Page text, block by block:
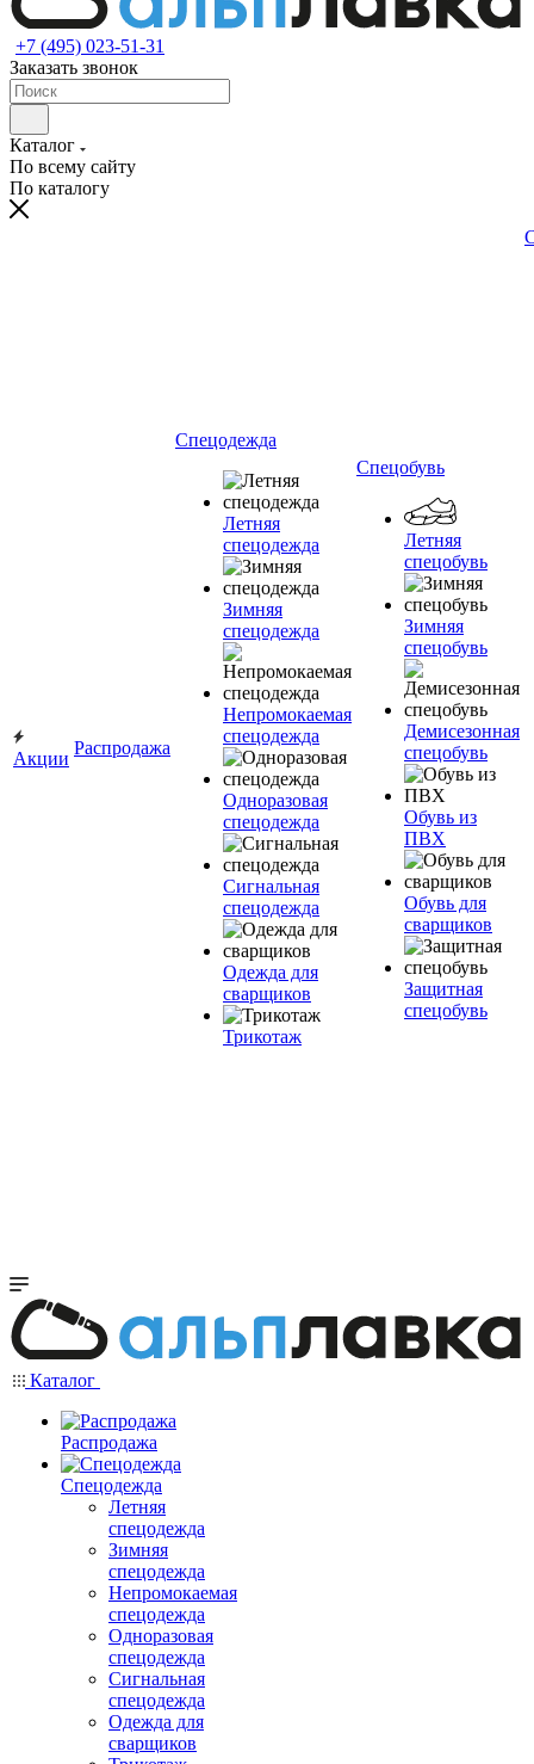
+7 (495) 023-51-31
Заказать звонок
Каталог
По всему сайту
По каталогу
Акции
Распродажа
Спецодежда
Летняя
спецодежда
Зимняя
спецодежда
Непромокаемая
спецодежда
Одноразовая
спецодежда
Сигнальная
спецодежда
Одежда для
сварщиков
Трикотаж
Спецобувь
Летняя
спецобувь
Зимняя
спецобувь
Демисезонная
спецобувь
Обувь из
ПВХ
Обувь для
сварщиков
Защитная
спецобувь
Каталог
Распродажа
Спецодежда
Летняя
спецодежда
Зимняя
спецодежда
Непромокаемая
спецодежда
Одноразовая
спецодежда
Сигнальная
спецодежда
Одежда для
сварщиков